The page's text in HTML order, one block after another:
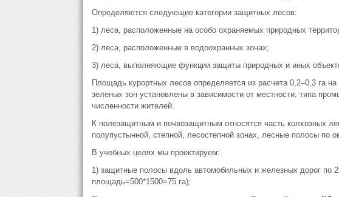
Определяются следующие категории защитных лесов:
1) леса, расположенные на особо охраняемых природных
2) леса, расположенные в водоохранных зонах;
3) леса, выполняющие функции защиты природных и иных
Площадь курортных лесов определяется из расчета 0,2–0,3 га
зеленых зон установлены в зависимости от местности, типа
численности жителей.
К полезащитным и почвозащитным относятся часть колхозных
полупустынной, степной, лесостепной зонах, лесные полосы по
В учебных целях мы проектируем:
1) защитные полосы вдоль автомобильных и железных дорог по
площадь=500*1500=75 га);